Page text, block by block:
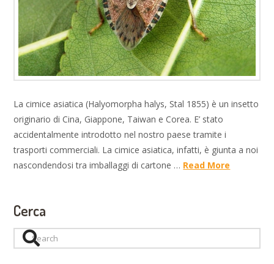
La cimice asiatica (Halyomorpha halys, Stal 1855) è un insetto
originario di Cina, Giappone, Taiwan e Corea. E’ stato
accidentalmente introdotto nel nostro paese tramite i
trasporti commerciali. La cimice asiatica, infatti, è giunta a noi
nascondendosi tra imballaggi di cartone … Read More
Cerca
Search